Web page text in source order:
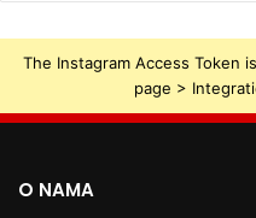
The Instagram Access Token
page >
O NAMA